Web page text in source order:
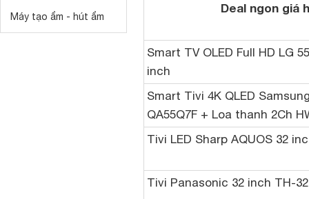
Máy tạo ẩm - hút ẩm
Deal ngon giá
Smart TV OLED Full HD LG
inch
Smart Tivi 4K QLED
QA55Q7F + Loa thanh 2Ch
Tivi LED Sharp AQUOS 32
Tivi Panasonic 32 inch TH-